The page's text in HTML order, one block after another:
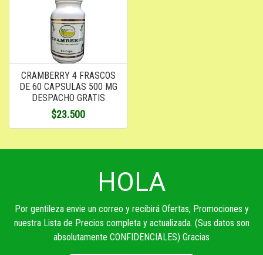
CRAMBERRY 4 FRASCOS
DE 60 CAPSULAS 500 MG
DESPACHO GRATIS
$23.500
HOLA
Por gentileza envie un correo y recibirá Ofertas, Promociones y
nuestra Lista de Precios completa y actualizada. (Sus datos son
absolutamente CONFIDENCIALES) Gracias